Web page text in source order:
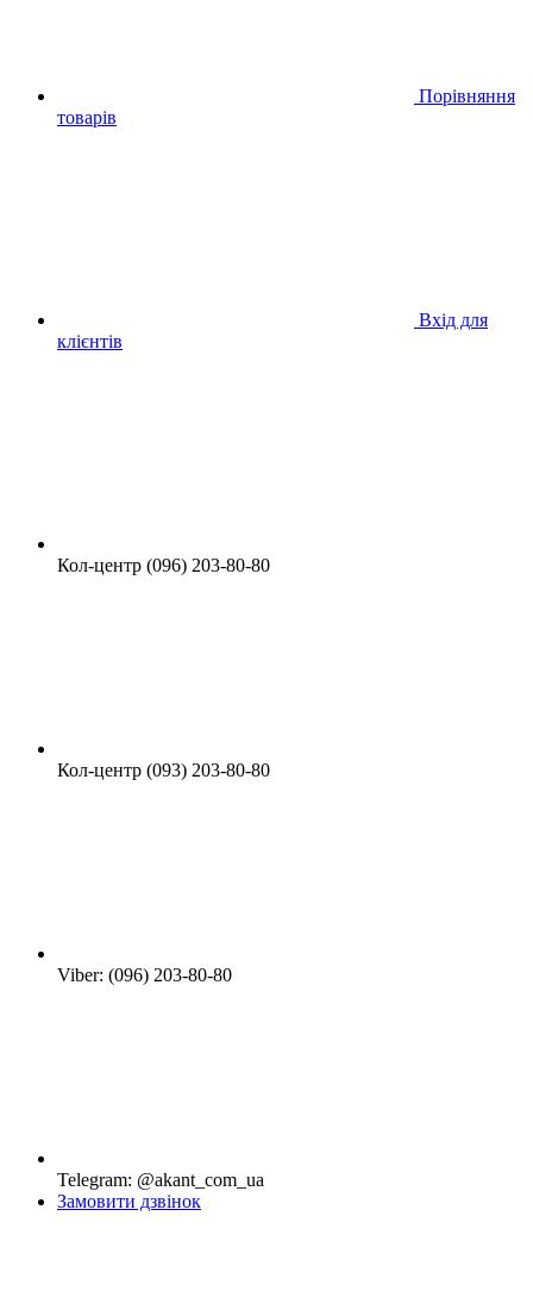
Порівняння
товарів
Вхід для
клієнтів
Кол-центр (096) 203-80-80
Кол-центр (093) 203-80-80
Viber: (096) 203-80-80
Telegram: @akant_com_ua
Замовити дзвінок